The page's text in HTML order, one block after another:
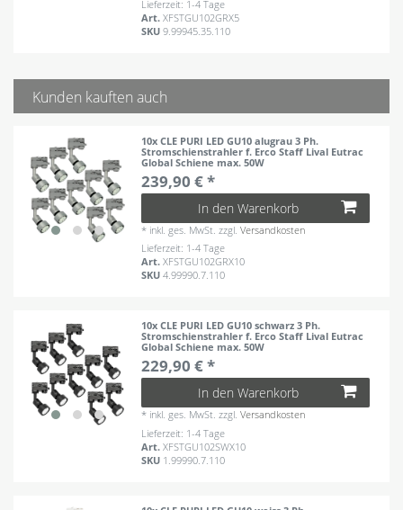
Lieferzeit: 1-4 Tage
Art.XFSTGU102GRX5
SKU9.99945.35.110
Kunden kauften auch
10x CLE PURI LED GU10 alugrau 3 Ph.
Stromschienstrahler f. Erco Staff Lival Eutrac
Global Schiene max. 50W
239,90 € *
In den Warenkorb
* inkl. ges. MwSt. zzgl.Versandkosten
Lieferzeit: 1-4 Tage
Art.XFSTGU102GRX10
SKU4.99990.7.110
10x CLE PURI LED GU10 schwarz 3 Ph.
Stromschienstrahler f. Erco Staff Lival Eutrac
Global Schiene max. 50W
229,90 € *
In den Warenkorb
* inkl. ges. MwSt. zzgl.Versandkosten
Lieferzeit: 1-4 Tage
Art.XFSTGU102SWX10
SKU 1.99990.7.110